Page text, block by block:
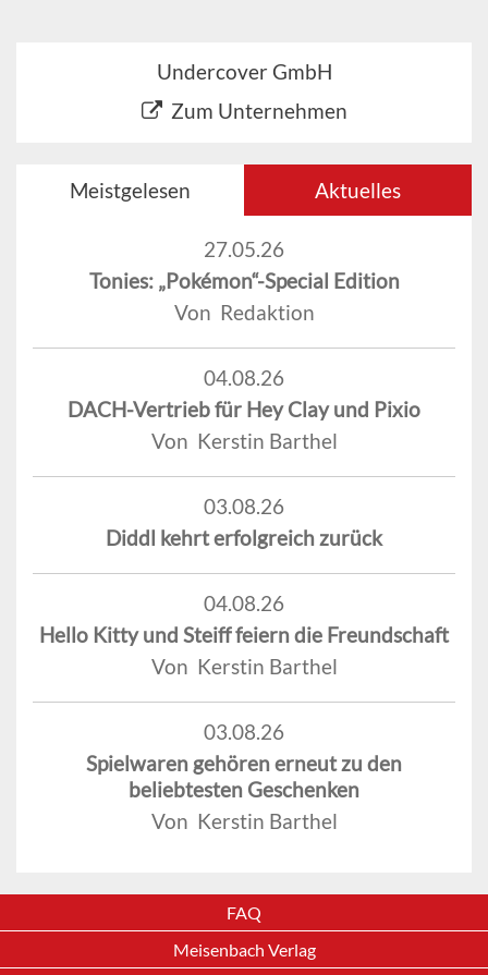
Undercover GmbH
Zum Unternehmen
Meistgelesen Aktuelles
27.05.26
Tonies: „Pokémon“-Special Edition
Von Redaktion
04.08.26
DACH-Vertrieb für Hey Clay und Pixio
Von Kerstin Barthel
03.08.26
Diddl kehrt erfolgreich zurück
04.08.26
Hello Kitty und Steiff feiern die Freundschaft
Von Kerstin Barthel
03.08.26
Spielwaren gehören erneut zu den
beliebtesten Geschenken
Von Kerstin Barthel
FAQ
Meisenbach Verlag